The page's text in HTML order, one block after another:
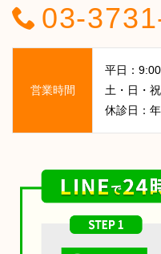
03-
営業時間
平日：
土・日・
休診日：